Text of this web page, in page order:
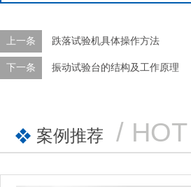
上一条 跌落试验机具体操作方法
下一条 振动试验台的结构及工作原理
案例推荐 /